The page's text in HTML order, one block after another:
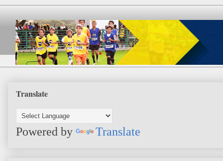
Translate
Powered by Translate